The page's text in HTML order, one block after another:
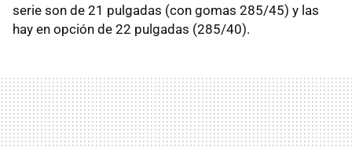
serie son de 21 pulgadas (con gomas 285/45) y las
hay en opción de 22 pulgadas (285/40).